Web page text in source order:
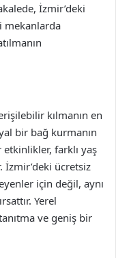
İzmir’deki
mekanlarda
kılmanın en
bir bağ kurmanın
farklı yaş
İzmir’deki ücretsiz
için değil, aynı
Yerel
ve geniş bir